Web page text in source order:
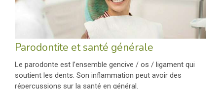
Parodontite et santé générale
Le parodonte est l’ensemble gencive / os / ligament qui
soutient les dents. Son inflammation peut avoir des
répercussions sur la santé en général.